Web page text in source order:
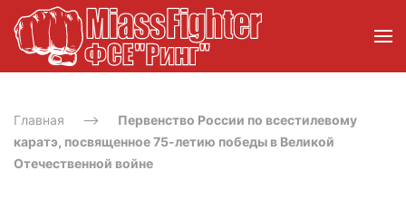
Главная
Первенство России по всестилевому
каратэ, посвященное 75-летию победы в Великой
Отечественной войне